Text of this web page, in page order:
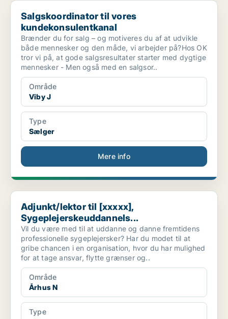
Salgskoordinator til vores kundekonsulentkanal
Salgskoordinator til vores
kundekonsulentkanal
Brænder du for salg – og motiveres du af at udvikle
både mennesker og den måde, vi arbejder på?Hos OK
tror vi på, at gode salgsresultater starter med dygtige
mennesker - Men også med en salgsor..
Område
Viby J
Type
Sælger
Mere info
Adjunkt/lektor til [xxxxx], Sygeplejerskeuddannels...
Adjunkt/lektor til [xxxxx],
Sygeplejerskeuddannels...
Vil du være med til at uddanne og danne fremtidens
professionelle sygeplejersker? Har du modet til at
gribe chancen i en organisation, hvor du har mulighed
for at tage ansvar, flytte grænser og..
Område
Århus N
Type